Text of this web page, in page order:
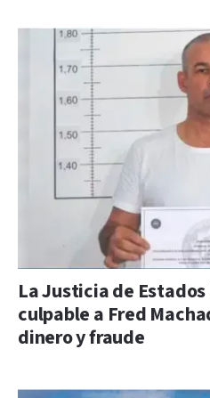
La Justicia de
culpable a Fred
dinero y fraude